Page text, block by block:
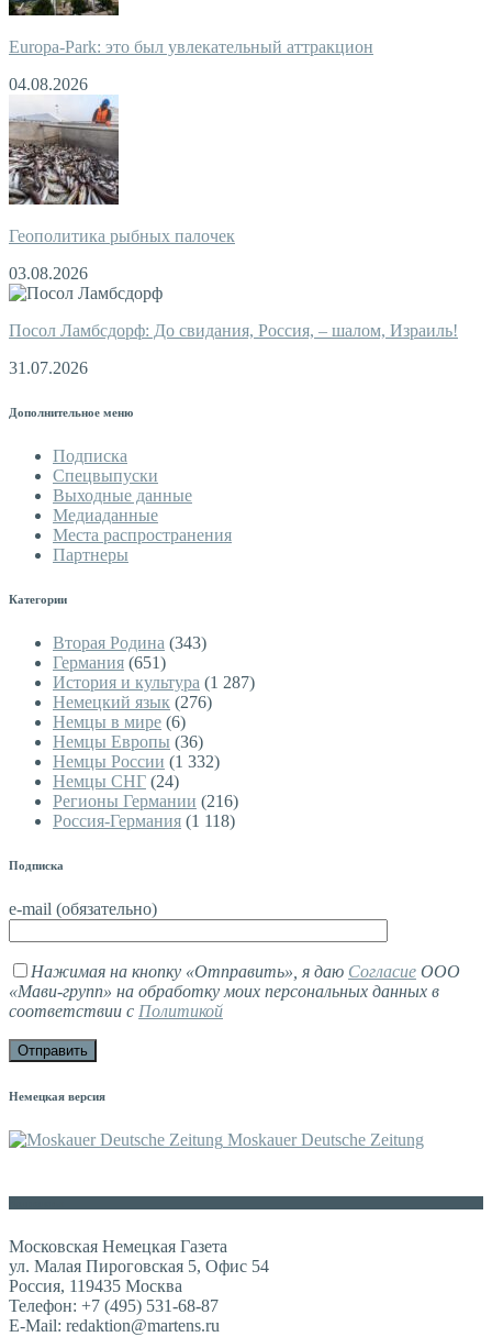
Europa-Park: это был увлекательный аттракцион
04.08.2026
Геополитика рыбных палочек
03.08.2026
Посол Ламбсдорф: До свидания, Россия, – шалом, Израиль!
31.07.2026
Дополнительное меню
Подписка
Спецвыпуски
Выходные данные
Медиаданные
Места распространения
Партнеры
Категории
Вторая Родина (343)
Германия (651)
История и культура (1 287)
Немецкий язык (276)
Немцы в мире (6)
Немцы Европы (36)
Немцы России (1 332)
Немцы СНГ (24)
Регионы Германии (216)
Россия-Германия (1 118)
Подписка
e-mail (обязательно)
Нажимая на кнопку «Отправить», я даю Согласие ООО
«Мави-групп» на обработку моих персональных данных в
соответствии с Политикой
Немецкая версия
Moskauer Deutsche Zeitung
Московская Немецкая Газета
ул. Малая Пироговская 5, Офис 54
Россия, 119435 Москва
Телефон: +7 (495) 531-68-87
E-Mail: redaktion@martens.ru